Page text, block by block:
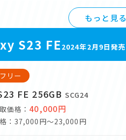
もっと見る
S23 FE 2024年2月9日発売
リー
FE 256GB SCG24
価格： 40,000円
：37,000円～23,000円